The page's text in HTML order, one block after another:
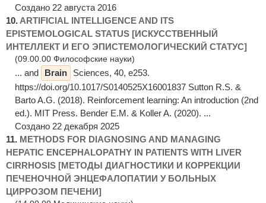
Создано 22 августа 2016
10. ARTIFICIAL INTELLIGENCE AND ITS
EPISTEMOLOGICAL STATUS [ИСКУССТВЕННЫЙ
ИНТЕЛЛЕКТ И ЕГО ЭПИСТЕМОЛОГИЧЕСКИЙ СТАТУС]
(09.00.00 Философские науки)
... and Brain
Sciences, 40, e253.
https://doi.org/10.1017/S0140525X16001837 Sutton R.S. &
Barto A.G. (2018). Reinforcement learning: An introduction (2nd
ed.). MIT Press. Bender E.M. & Koller A. (2020). ...
Создано 22 декабря 2025
11. METHODS FOR DIAGNOSING AND MANAGING
HEPATIC ENCEPHALOPATHY IN PATIENTS WITH LIVER
CIRRHOSIS [МЕТОДЫ ДИАГНОСТИКИ И КОРРЕКЦИИ
ПЕЧЕНОЧНОЙ ЭНЦЕФАЛОПАТИИ У БОЛЬНЫХ
ЦИРРОЗОМ ПЕЧЕНИ]